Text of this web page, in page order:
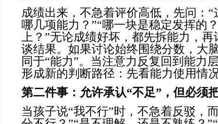
成绩出来，不急着评价高低，先问：
哪几项能力？”“哪一块是稳定发挥的
上？”无论成绩好坏，都先拆能力，
谈结果。如果讨论始终围绕分数，大
同于“能力”。当注意力反复回到能力
形成新的判断路径：先看能力使用情
第二件事：允许承认“不足”，但必须
当孩子说“我不行”时，不急着反驳，